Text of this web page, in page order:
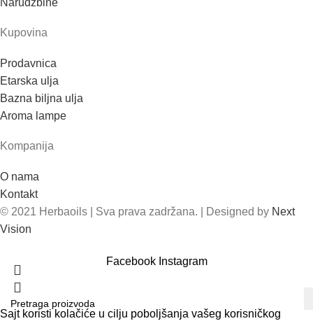
Narudžbine
Kupovina
Prodavnica
Etarska ulja
Bazna biljna ulja
Aroma lampe
Kompanija
O nama
Kontakt
© 2021 Herbaoils | Sva prava zadržana. | Designed by Next
Vision
Facebook Instagram
Sajt koristi kolačiće u cilju poboljšanja vašeg korisničkog